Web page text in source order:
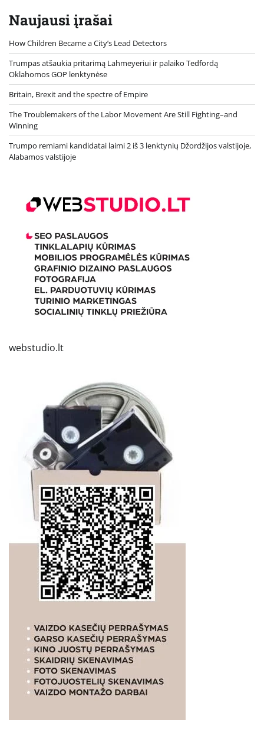
Naujausi įrašai
How Children Became a City’s Lead Detectors
Trumpas atšaukia pritarimą Lahmeyeriui ir palaiko Tedfordą
Oklahomos GOP lenktynėse
Britain, Brexit and the spectre of Empire
The Troublemakers of the Labor Movement Are Still Fighting–and
Winning
Trumpo remiami kandidatai laimi 2 iš 3 lenktynių Džordžijos valstijoje,
Alabamos valstijoje
webstudio.lt